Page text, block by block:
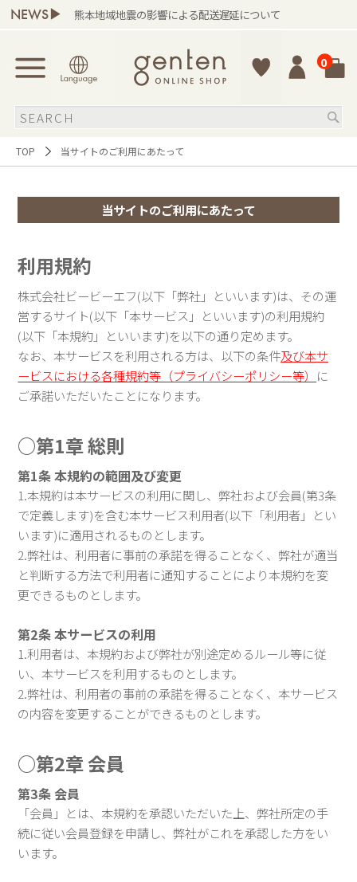
NEWS▶ 熊本地域地震の影響による配送遅延について
0
TOP 当サイトのご利用にあたって
当サイトのご利用にあたって
利用規約
株式会社ビービーエフ(以下「弊社」といいます)は、その運
営するサイト(以下「本サービス」といいます)の利用規約
(以下「本規約」といいます)を以下の通り定めます。
なお、本サービスを利用される方は、以下の条件及び本サ
ービスにおける各種規約等（プライバシーポリシー等） に
ご承諾いただいたことになります。
○第1章 総則
第1条 本規約の範囲及び変更
1.本規約は本サービスの利用に関し、弊社および会員(第3条
で定義します)を含む本サービス利用者(以下「利用者」とい
います)に適用されるものとします。
2.弊社は、利用者に事前の承諾を得ることなく、弊社が適当
と判断する方法で利用者に通知することにより本規約を変
更できるものとします。
第2条 本サービスの利用
1.利用者は、本規約および弊社が別途定めるルール等に従
い、本サービスを利用するものとします。
2.弊社は、利用者の事前の承諾を得ることなく、本サービス
の内容を変更することができるものとします。
○第2章 会員
第3条 会員
「会員」とは、本規約を承認いただいた上、弊社所定の手
続に従い会員登録を申請し、弊社がこれを承認した方をい
います。